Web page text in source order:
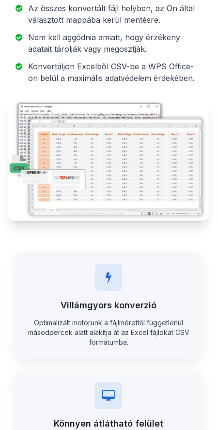
Az összes konvertált fájl helyben, az Ön által
választott mappába kerül mentésre.
Nem kell aggódnia amiatt, hogy érzékeny
adatait tárolják vagy megosztják.
Konvertáljon Excelből CSV-be a WPS Office-
on belül a maximális adatvédelem érdekében.
Villámgyors konverzió
Optimalizált motorunk a fájlmérettől függetlenül
másodpercek alatt alakítja át az Excel fájlokat CSV
formátumba.
Könnyen átlátható felület